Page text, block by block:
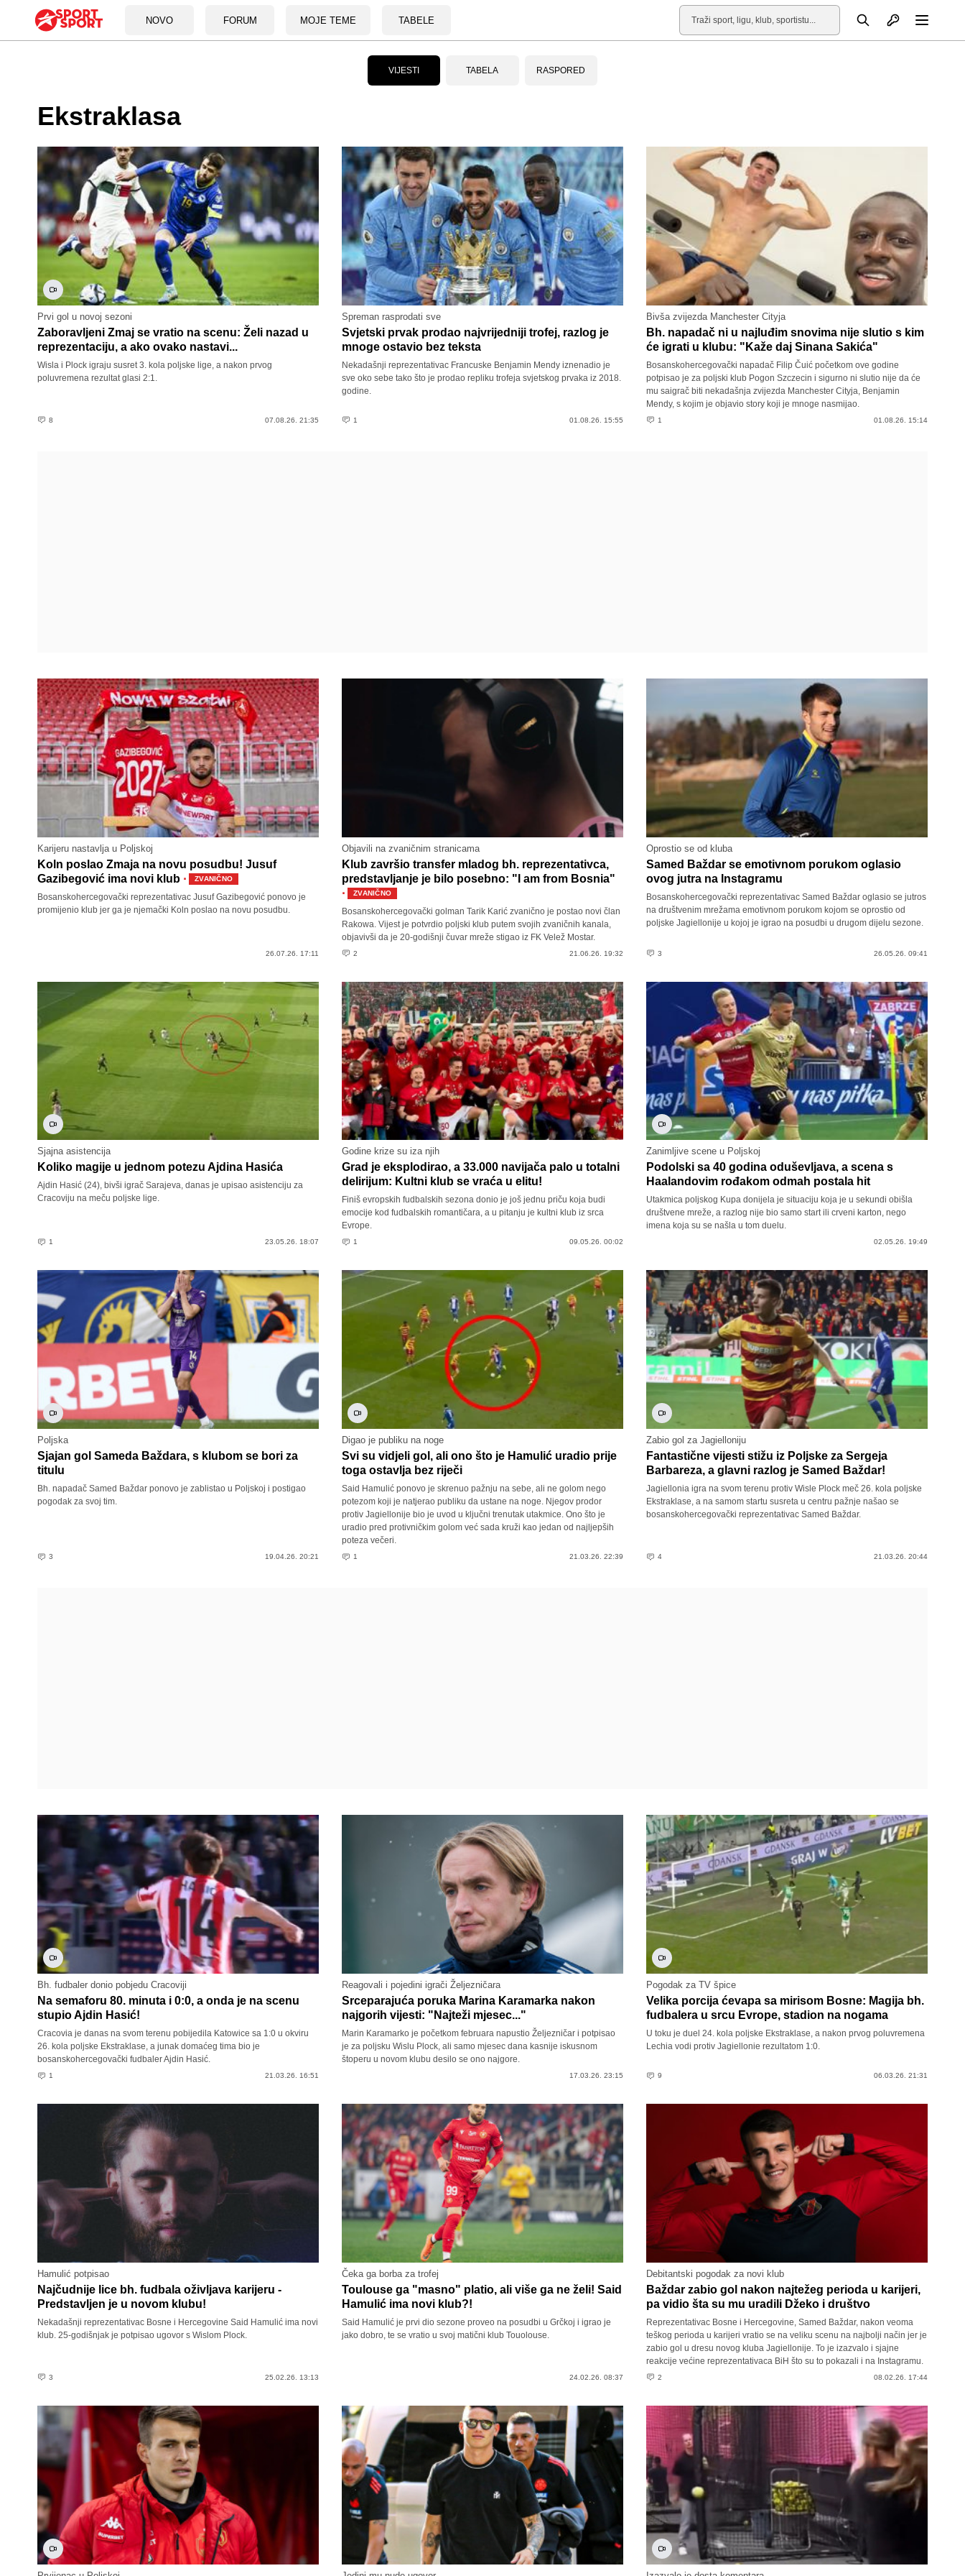
NOVO FORUM MOJE TEME TABELE
Pretraga Otvori profil
VIJESTI TABELA RASPORED
Ekstraklasa
Prvi gol u novoj sezoni
Zaboravljeni Zmaj se vratio na scenu: Želi nazad u
reprezentaciju, a ako ovako nastavi...
Wisla i Plock igraju susret 3. kola poljske lige, a nakon prvog
poluvremena rezultat glasi 2:1.
8 07.08.26. 21:35
Spreman rasprodati sve
Svjetski prvak prodao najvrijedniji trofej, razlog je
mnoge ostavio bez teksta
Nekadašnji reprezentativac Francuske Benjamin Mendy iznenadio je
sve oko sebe tako što je prodao repliku trofeja svjetskog prvaka iz 2018.
godine.
1 01.08.26. 15:55
Bivša zvijezda Manchester Cityja
Bh. napadač ni u najluđim snovima nije slutio s kim
će igrati u klubu: "Kaže daj Sinana Sakića"
Bosanskohercegovački napadač Filip Čuić početkom ove godine
potpisao je za poljski klub Pogon Szczecin i sigurno ni slutio nije da će
mu saigrač biti nekadašnja zvijezda Manchester Cityja, Benjamin
Mendy, s kojim je objavio story koji je mnoge nasmijao.
1 01.08.26. 15:14
Karijeru nastavlja u Poljskoj
Koln poslao Zmaja na novu posudbu! Jusuf
Gazibegović ima novi klub · ZVANIČNO
Bosanskohercegovački reprezentativac Jusuf Gazibegović ponovo je
promijenio klub jer ga je njemački Koln poslao na novu posudbu.
26.07.26. 17:11
Objavili na zvaničnim stranicama
Klub završio transfer mladog bh. reprezentativca,
predstavljanje je bilo posebno: "I am from Bosnia"
· ZVANIČNO
Bosanskohercegovački golman Tarik Karić zvanično je postao novi član
Rakowa. Vijest je potvrdio poljski klub putem svojih zvaničnih kanala,
objavivši da je 20-godišnji čuvar mreže stigao iz FK Velež Mostar.
2 21.06.26. 19:32
Oprostio se od kluba
Samed Baždar se emotivnom porukom oglasio
ovog jutra na Instagramu
Bosanskohercegovački reprezentativac Samed Baždar oglasio se jutros
na društvenim mrežama emotivnom porukom kojom se oprostio od
poljske Jagiellonije u kojoj je igrao na posudbi u drugom dijelu sezone.
3 26.05.26. 09:41
Sjajna asistencija
Koliko magije u jednom potezu Ajdina Hasića
Ajdin Hasić (24), bivši igrač Sarajeva, danas je upisao asistenciju za
Cracoviju na meču poljske lige.
1 23.05.26. 18:07
Godine krize su iza njih
Grad je eksplodirao, a 33.000 navijača palo u totalni
delirijum: Kultni klub se vraća u elitu!
Finiš evropskih fudbalskih sezona donio je još jednu priču koja budi
emocije kod fudbalskih romantičara, a u pitanju je kultni klub iz srca
Evrope.
1 09.05.26. 00:02
Zanimljive scene u Poljskoj
Podolski sa 40 godina oduševljava, a scena s
Haalandovim rođakom odmah postala hit
Utakmica poljskog Kupa donijela je situaciju koja je u sekundi obišla
društvene mreže, a razlog nije bio samo start ili crveni karton, nego
imena koja su se našla u tom duelu.
02.05.26. 19:49
Poljska
Sjajan gol Sameda Baždara, s klubom se bori za
titulu
Bh. napadač Samed Baždar ponovo je zablistao u Poljskoj i postigao
pogodak za svoj tim.
3 19.04.26. 20:21
Digao je publiku na noge
Svi su vidjeli gol, ali ono što je Hamulić uradio prije
toga ostavlja bez riječi
Said Hamulić ponovo je skrenuo pažnju na sebe, ali ne golom nego
potezom koji je natjerao publiku da ustane na noge. Njegov prodor
protiv Jagiellonije bio je uvod u ključni trenutak utakmice. Ono što je
uradio pred protivničkim golom već sada kruži kao jedan od najljepših
poteza večeri.
1 21.03.26. 22:39
Zabio gol za Jagielloniju
Fantastične vijesti stižu iz Poljske za Sergeja
Barbareza, a glavni razlog je Samed Baždar!
Jagiellonia igra na svom terenu protiv Wisle Plock meč 26. kola poljske
Ekstraklase, a na samom startu susreta u centru pažnje našao se
bosanskohercegovački reprezentativac Samed Baždar.
4 21.03.26. 20:44
Bh. fudbaler donio pobjedu Cracoviji
Na semaforu 80. minuta i 0:0, a onda je na scenu
stupio Ajdin Hasić!
Cracovia je danas na svom terenu pobijedila Katowice sa 1:0 u okviru
26. kola poljske Ekstraklase, a junak domaćeg tima bio je
bosanskohercegovački fudbaler Ajdin Hasić.
1 21.03.26. 16:51
Reagovali i pojedini igrači Željezničara
Srceparajuća poruka Marina Karamarka nakon
najgorih vijesti: "Najteži mjesec..."
Marin Karamarko je početkom februara napustio Željezničar i potpisao
je za poljsku Wislu Plock, ali samo mjesec dana kasnije iskusnom
štoperu u novom klubu desilo se ono najgore.
17.03.26. 23:15
Pogodak za TV špice
Velika porcija ćevapa sa mirisom Bosne: Magija bh.
fudbalera u srcu Evrope, stadion na nogama
U toku je duel 24. kola poljske Ekstraklase, a nakon prvog poluvremena
Lechia vodi protiv Jagiellonie rezultatom 1:0.
9 06.03.26. 21:31
Hamulić potpisao
Najčudnije lice bh. fudbala oživljava karijeru -
Predstavljen je u novom klubu!
Nekadašnji reprezentativac Bosne i Hercegovine Said Hamulić ima novi
klub. 25-godišnjak je potpisao ugovor s Wislom Plock.
3 25.02.26. 13:13
Čeka ga borba za trofej
Toulouse ga "masno" platio, ali više ga ne želi! Said
Hamulić ima novi klub?!
Said Hamulić je prvi dio sezone proveo na posudbi u Grčkoj i igrao je
jako dobro, te se vratio u svoj matični klub Touolouse.
24.02.26. 08:37
Debitantski pogodak za novi klub
Baždar zabio gol nakon najtežeg perioda u karijeri,
pa vidio šta su mu uradili Džeko i društvo
Reprezentativac Bosne i Hercegovine, Samed Baždar, nakon veoma
teškog perioda u karijeri vratio se na veliku scenu na najbolji način jer je
zabio gol u dresu novog kluba Jagiellonije. To je izazvalo i sjajne
reakcije većine reprezentativaca BiH što su to pokazali i na Instagramu.
2 08.02.26. 17:44